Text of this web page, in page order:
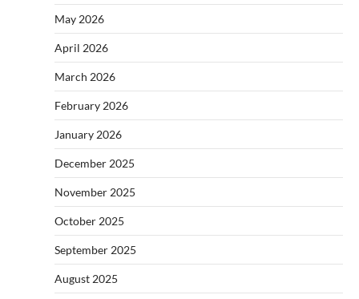
May 2026
April 2026
March 2026
February 2026
January 2026
December 2025
November 2025
October 2025
September 2025
August 2025